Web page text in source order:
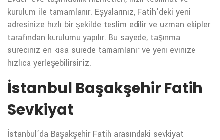
kurulum ile tamamlanır. Eşyalarınız, Fatih’deki yeni
adresinize hızlı bir şekilde teslim edilir ve uzman ekipler
tarafından kurulumu yapılır. Bu sayede, taşınma
süreciniz en kısa sürede tamamlanır ve yeni evinize
hızlıca yerleşebilirsiniz.
İstanbul Başakşehir Fatih
Sevkiyat
İstanbul’da Başakşehir Fatih arasındaki sevkiyat